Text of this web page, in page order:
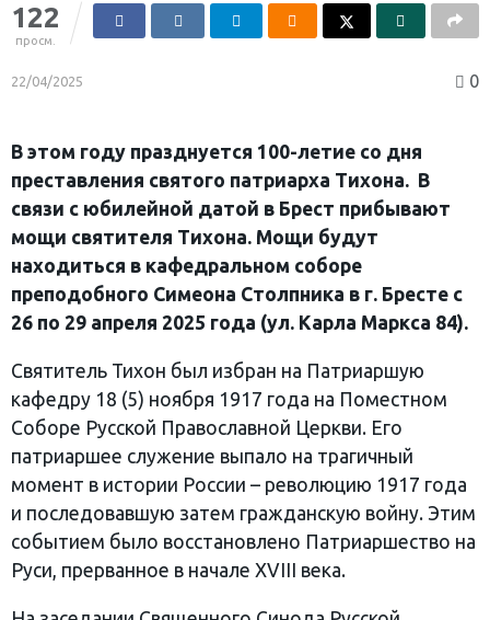
122
просм.
22/04/2025 0
В этом году празднуется 100-летие со дня
преставления святого патриарха Тихона. В
связи с юбилейной датой в Брест прибывают
мощи святителя Тихона. Мощи будут
находиться в кафедральном соборе
преподобного Симеона Столпника в г. Бресте с
26 по 29 апреля 2025 года (ул. Карла Маркса 84).
Святитель Тихон был избран на Патриаршую
кафедру 18 (5) ноября 1917 года на Поместном
Соборе Русской Православной Церкви. Его
патриаршее служение выпало на трагичный
момент в истории России – революцию 1917 года
и последовавшую затем гражданскую войну. Этим
событием было восстановлено Патриаршество на
Руси, прерванное в начале XVIII века.